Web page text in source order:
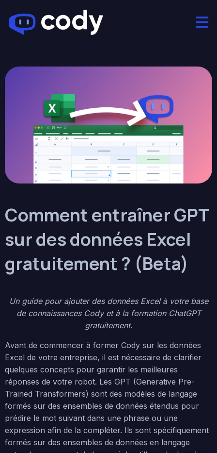
Comment entraîner GPT
sur des données Excel
gratuitement ? (Beta)
Un guide pour ajouter des données Excel à votre base
de connaissances Cody et à la formation ChatGPT
gratuitement.
Avant de commencer à former Cody sur les données
Excel de votre entreprise, il est nécessaire de clarifier
quelques concepts pour garantir les meilleures
réponses de votre robot. Les GPT (Generative Pre-
Trained Transformers) sont des modèles de langage
formés sur des ensembles de données étendus pour
prédire le mot suivant dans une phrase ou une
expression afin de la compléter. Ils sont spécifiquement
formés sur des ensembles de données en langage